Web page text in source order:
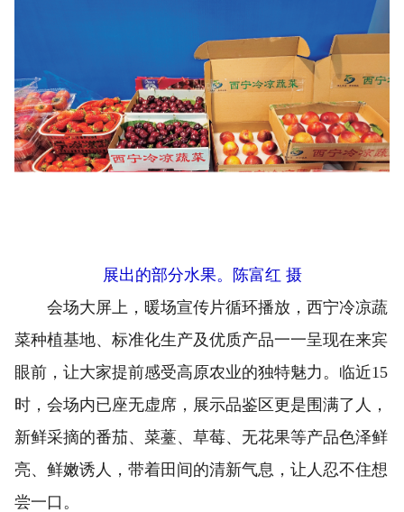
展出的部分水果。陈富红 摄
会场大屏上，暖场宣传片循环播放，西宁冷凉蔬
菜种植基地、标准化生产及优质产品一一呈现在来宾
眼前，让大家提前感受高原农业的独特魅力。临近15
时，会场内已座无虚席，展示品鉴区更是围满了人，
新鲜采摘的番茄、菜薹、草莓、无花果等产品色泽鲜
亮、鲜嫩诱人，带着田间的清新气息，让人忍不住想
尝一口。